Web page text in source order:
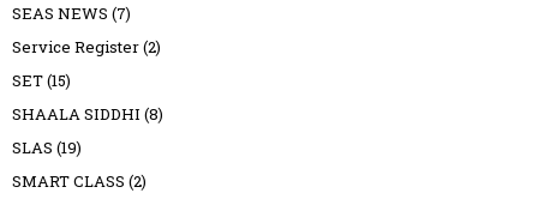
SEAS NEWS (7)
Service Register(2)
SET(15)
SHAALA SIDDHI (8)
SLAS (19)
SMART CLASS (2)